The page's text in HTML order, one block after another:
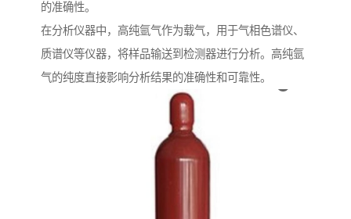
的准确性。
在分析仪器中，高纯氩气作为载气，用于气相色谱仪、
质谱仪等仪器，将样品输送到检测器进行分析。高纯氩
气的纯度直接影响分析结果的准确性和可靠性。